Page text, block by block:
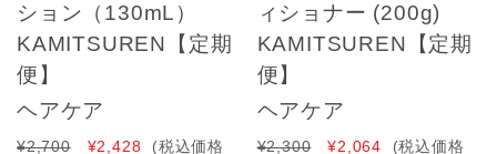
ション（130mL）
KAMITSUREN【定期
便】
ヘアケア
¥2,700 ¥2,428
(税込価格
ィショナー (200g)
KAMITSUREN【定期
便】
ヘアケア
¥2,300 ¥2,064
(税込価格